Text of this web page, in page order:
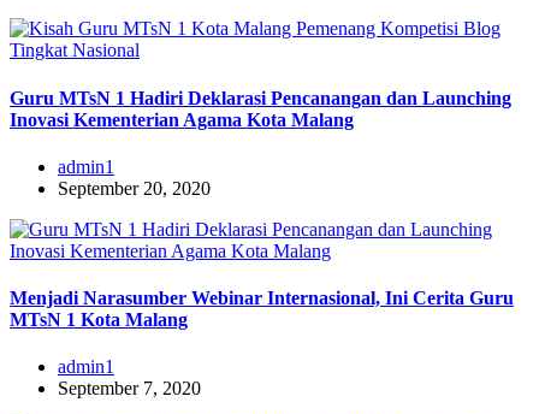
Guru MTsN 1 Hadiri Deklarasi Pencanangan dan Launching
Inovasi Kementerian Agama Kota Malang
admin1
September 20, 2020
Menjadi Narasumber Webinar Internasional, Ini Cerita Guru
MTsN 1 Kota Malang
admin1
September 7, 2020